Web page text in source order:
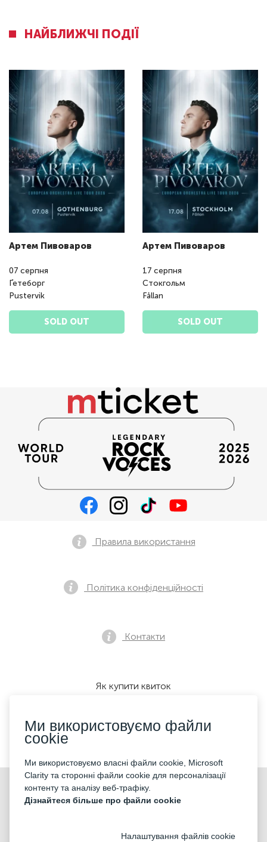
НАЙБЛИЖЧІ ПОДІЇ
Артем Пивоваров
07 серпня
Ґетеборг
Pustervik
SOLD OUT
Артем Пивоваров
17 серпня
Стокгольм
Fållan
SOLD OUT
©2026 «KONTRAMARKA OÜ» Всі права захищені
Правила використання
Політика конфіденційності
Контакти
Як купити квиток
Ми приймаємо:
Ми використовуємо файли
cookie
Ми використовуємо власні файли cookie, Microsoft
Clarity та сторонні файли cookie для персоналізації
контенту та аналізу веб-трафіку.
Дізнайтеся більше про файли cookie
Налаштування файлів cookie